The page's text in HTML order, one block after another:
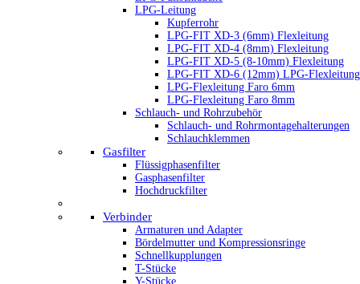
LPG-Leitung
Kupferrohr
LPG-FIT XD-3 (6mm) Flexleitung
LPG-FIT XD-4 (8mm) Flexleitung
LPG-FIT XD-5 (8-10mm) Flexleitung
LPG-FIT XD-6 (12mm) LPG-Flexleitung
LPG-Flexleitung Faro 6mm
LPG-Flexleitung Faro 8mm
Schlauch- und Rohrzubehör
Schlauch- und Rohrmontagehalterungen
Schlauchklemmen
Gasfilter
Flüssigphasenfilter
Gasphasenfilter
Hochdruckfilter
Verbinder
Armaturen und Adapter
Bördelmutter und Kompressionsringe
Schnellkupplungen
T-Stücke
Y-Stücke